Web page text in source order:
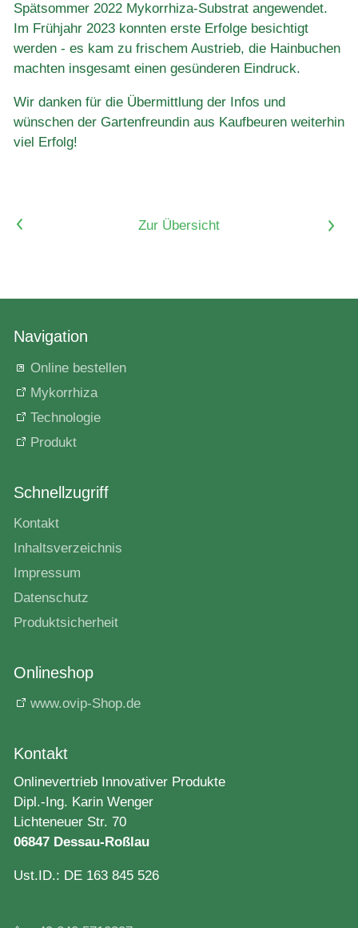
Spätsommer 2022 Mykorrhiza-Substrat angewendet.
Im Frühjahr 2023 konnten erste Erfolge besichtigt
werden - es kam zu frischem Austrieb, die Hainbuchen
machten insgesamt einen gesünderen Eindruck.
Wir danken für die Übermittlung der Infos und
wünschen der Gartenfreundin aus Kaufbeuren weiterhin
viel Erfolg!
< Zur Übersicht >
Navigation
Online bestellen
Mykorrhiza
Technologie
Produkt
Schnellzugriff
Kontakt
Inhaltsverzeichnis
Impressum
Datenschutz
Produktsicherheit
Onlineshop
www.ovip-Shop.de
Kontakt
Onlinevertrieb Innovativer Produkte
Dipl.-Ing. Karin Wenger
Lichteneuer Str. 70
06847 Dessau-Roßlau
Ust.ID.: DE 163 845 526